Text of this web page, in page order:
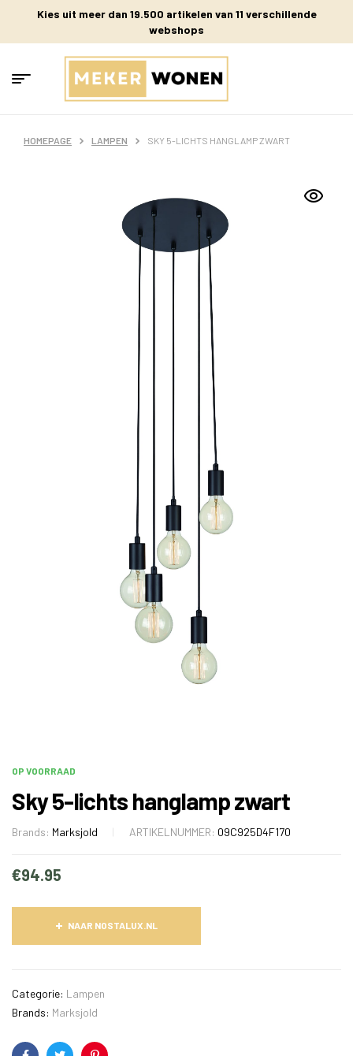
Kies uit meer dan 19.500 artikelen van 11 verschillende
webshops
HOMEPAGE LAMPEN SKY 5-LICHTS HANGLAMP ZWART
OP VOORRAAD
Sky 5-lichts hanglamp zwart
Brands: Marksjold ARTIKELNUMMER: 09C925D4F170
€94.95
NAAR NOSTALUX.NL
Categorie: Lampen
Brands: Marksjold